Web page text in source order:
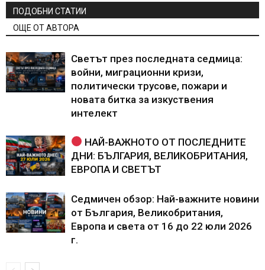
ПОДОБНИ СТАТИИ
ОЩЕ ОТ АВТОРА
Светът през последната седмица:
войни, миграционни кризи,
политически трусове, пожари и
новата битка за изкуствения
интелект
НАЙ-ВАЖНОТО ОТ ПОСЛЕДНИТЕ
ДНИ: БЪЛГАРИЯ, ВЕЛИКОБРИТАНИЯ,
ЕВРОПА И СВЕТЪТ
Седмичен обзор: Най-важните новини
от България, Великобритания,
Европа и света от 16 до 22 юли 2026
г.